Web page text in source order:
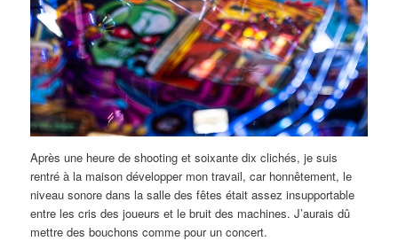
Après une heure de shooting et soixante dix clichés, je suis
rentré à la maison développer mon travail, car honnêtement, le
niveau sonore dans la salle des fêtes était assez insupportable
entre les cris des joueurs et le bruit des machines. J’aurais dû
mettre des bouchons comme pour un concert.